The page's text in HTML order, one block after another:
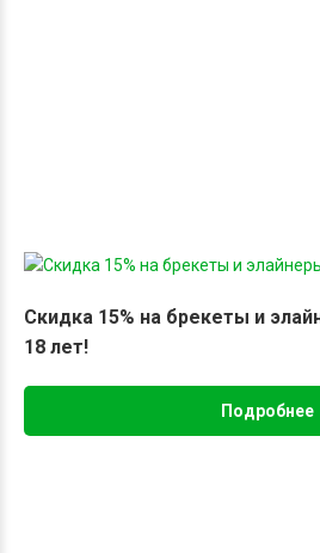
Скидка 15% на брекеты и
18 лет!
Подробнее